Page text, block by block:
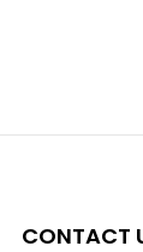
CONTACT